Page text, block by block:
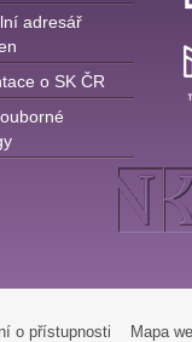
adresář
o SK ČR
o přístupnosti Mapa